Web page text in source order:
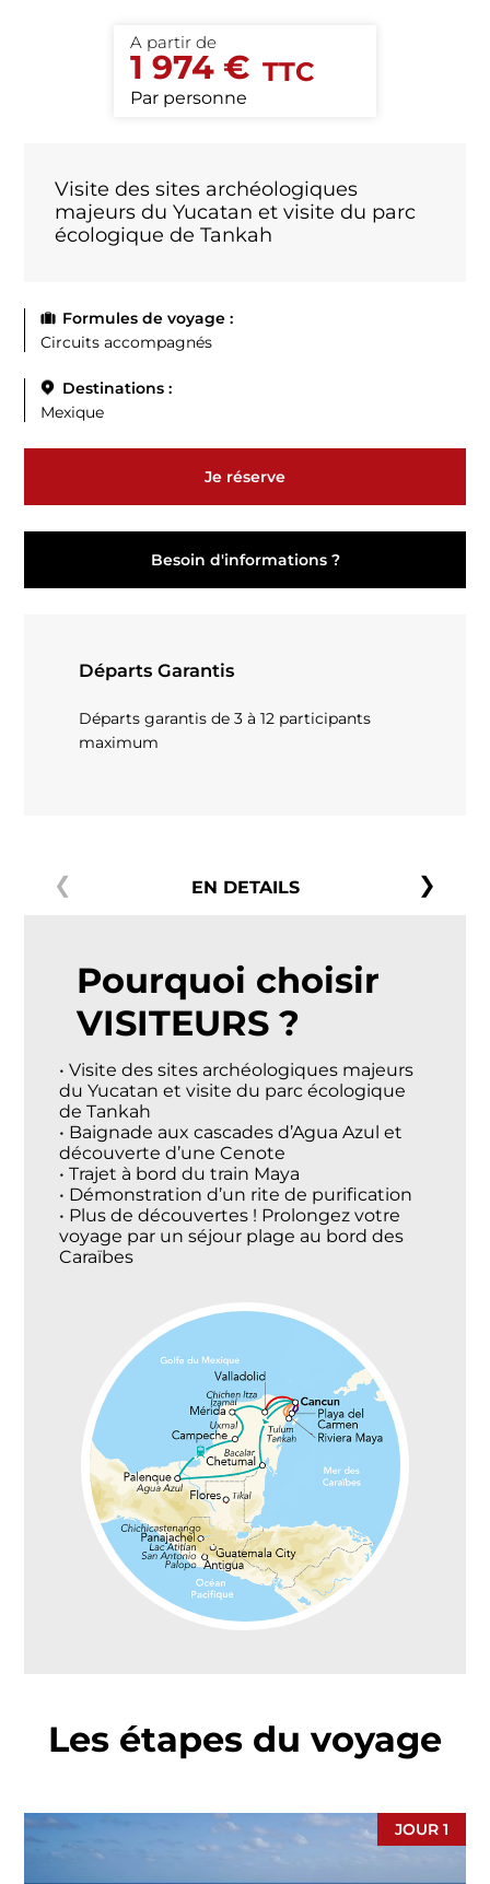
1 974 €
Par personne
Visite des sites archéologiques
majeurs du Yucatan et visite du parc
écologique de Tankah
Formules de voyage :
Circuits accompagnés
Destinations :
Mexique
Je réserve
Besoin d'informations ?
Départs Garantis
Départs garantis de 3 à 12 participants
maximum
EN DETAILS
Pourquoi choisir
VISITEURS ?
• Visite des sites archéologiques majeurs
du Yucatan et visite du parc écologique
de Tankah
• Baignade aux cascades d’Agua Azul et
découverte d’une Cenote
• Trajet à bord du train Maya
• Démonstration d’un rite de purification
• Plus de découvertes ! Prolongez votre
voyage par un séjour plage au bord des
Caraïbes
Les étapes du voyage
JOUR 1